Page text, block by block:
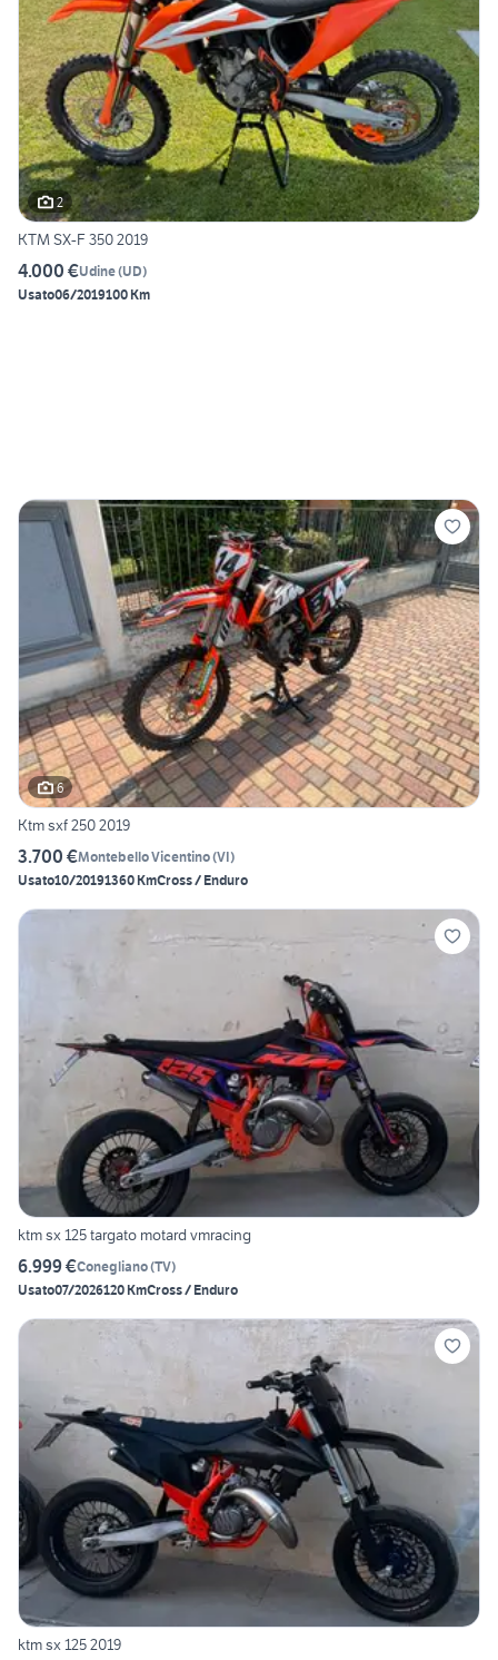
2
KTM SX-F 350 2019
4.000 €Udine(UD)
Usato06/2019100 Km
6
Ktm sxf 250 2019
3.700 €Montebello Vicentino(VI)
Usato10/20191360 KmCross / Enduro
ktm sx 125 targato motard vmracing
6.999 €Conegliano(TV)
Usato07/2026120 KmCross / Enduro
ktm sx 125 2019